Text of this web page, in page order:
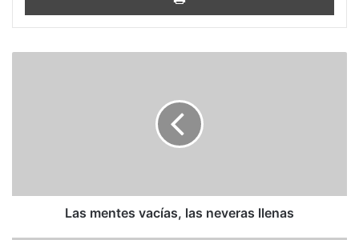
Las mentes vacías, las neveras llenas